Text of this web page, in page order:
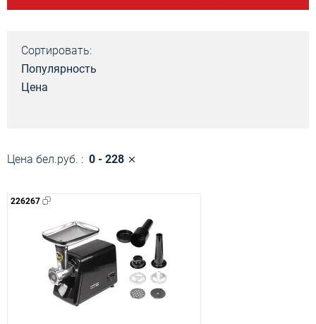
Сортировать:
Популярность
Цена
Цена бел.руб. : 0 - 228
226267